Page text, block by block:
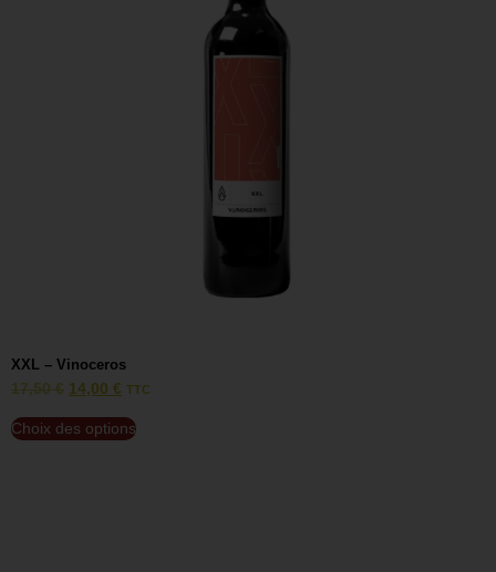
XXL – Vinoceros
17,50€ 14,00 € TTC
Choix des options